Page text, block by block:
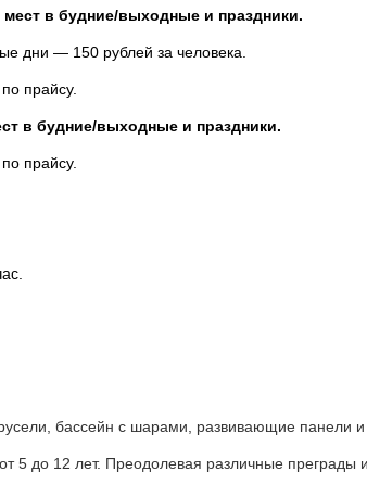
в будние/выходные и праздники.
дни — 150 рублей за человека.
прайсу.
в будние/выходные и праздники.
прайсу.
бассейн с шaрами, развивающие панели и
до 12 лет. Преодолевая различные преграды